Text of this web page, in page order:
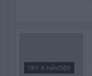
TIPY A NÁVODY